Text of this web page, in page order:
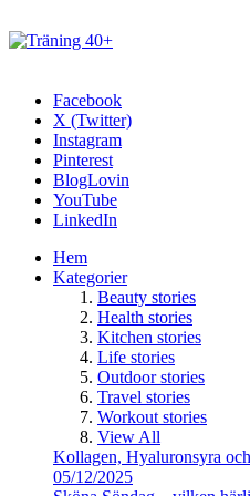
Facebook
X (Twitter)
Instagram
Pinterest
BlogLovin
YouTube
LinkedIn
Hem
Kategorier
Beauty stories
Health stories
Kitchen stories
Life stories
Outdoor stories
Travel stories
Workout stories
View All
Kollagen, Hyaluronsyra
05/12/2025